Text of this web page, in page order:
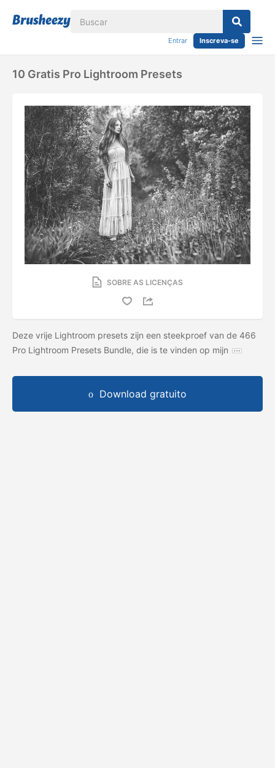
Entrar Inscreva-se
10 Gratis Pro Lightroom Presets
SOBRE AS LICENÇAS
Deze vrije Lightroom presets zijn een steekproef van de 466
Pro Lightroom Presets Bundle, die is te vinden op mijn
Download gratuito